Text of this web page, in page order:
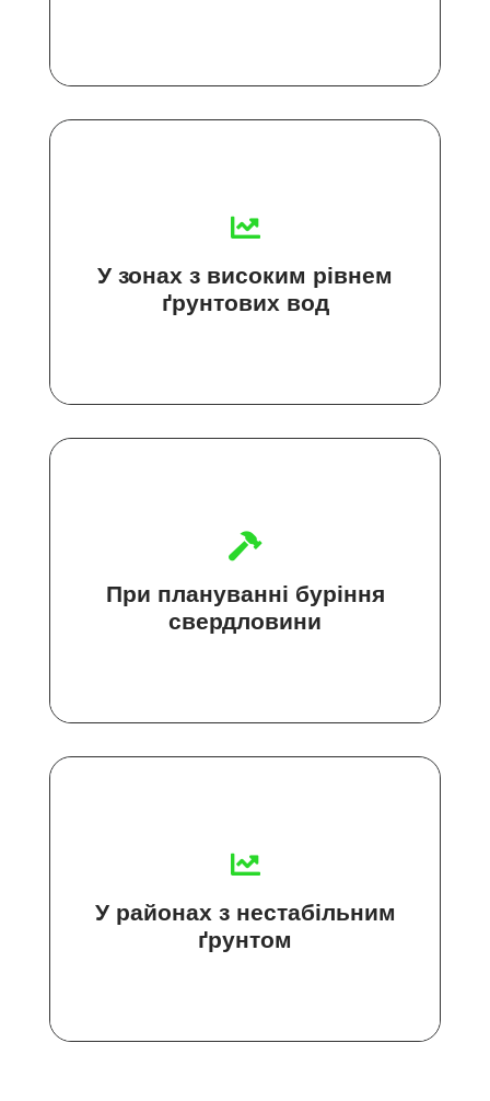
У зонах з високим рівнем
ґрунтових вод
При плануванні буріння
свердловини
У районах з нестабільним
ґрунтом